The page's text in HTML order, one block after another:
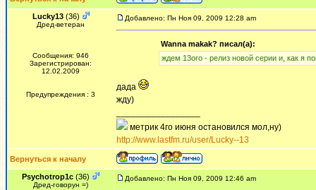
Lucky13(36)
Дред-ветеран
Сообщения: 946
Зарегистрирован:
12.02.2009
Предупреждения : 3
Добавлено: Пн Ноя 09, 2009 12:28 am
Wanna makak? писал(а):
ждем 13ого - релиз новой серии и, как я
дада
жду)
метрик 4го июня остановился мол,ну)
http://www.lastfm.ru/user/Lucky--13
Вернуться к началу
Psychotrop1c (36)
Дред-говорун =)
Добавлено: Пн Ноя 09, 2009 12:46 am